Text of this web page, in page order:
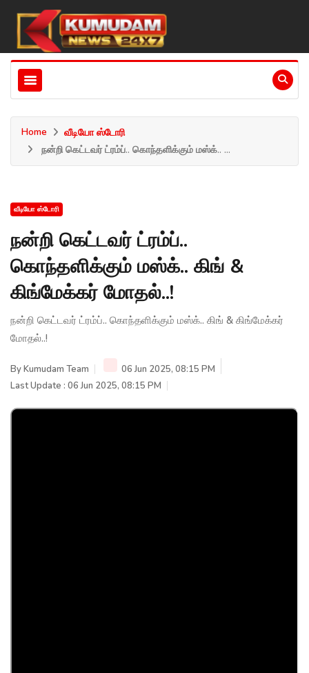
Home
வீடியோ ஸ்டோரி
நன்றி கெட்டவர் ட்ரம்ப்.. கொந்தளிக்கும் மஸ்க்.. ...
வீடியோ ஸ்டோரி
நன்றி கெட்டவர் ட்ரம்ப்..
கொந்தளிக்கும் மஸ்க்.. கிங் &
கிங்மேக்கர் மோதல்..!
நன்றி கெட்டவர் ட்ரம்ப்.. கொந்தளிக்கும் மஸ்க்.. கிங் & கிங்மேக்கர்
மோதல்..!
ByKumudam Team
06 Jun 2025, 08:15 PM
Last Update : 06 Jun 2025, 08:15 PM